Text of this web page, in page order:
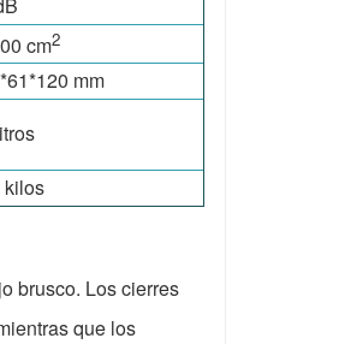
cm2
mm
kilos
brusco. Los cierres
que los